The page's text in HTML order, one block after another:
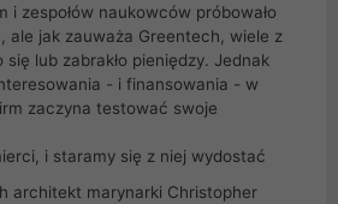
i zespołów naukowców próbowało
ale jak zauważa Greentech, wiele z
się lub zabrakło pieniędzy. Jednak
- i finansowania - w
zaczyna testować swoje
i staramy się z niej wydostać
architekt marynarki Christopher